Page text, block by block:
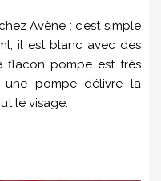
Avène : c’est simple
il est blanc avec des
flacon pompe est très
une pompe délivre la
le visage.